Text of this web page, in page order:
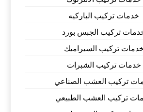
خدمات تركيب الباركيه
تركيب الجبس بورد
خدمات تركيب السيراميك
خدمات تركيب الشبرات
تركيب العشب الصناعي
تركيب العشب الطبيعي